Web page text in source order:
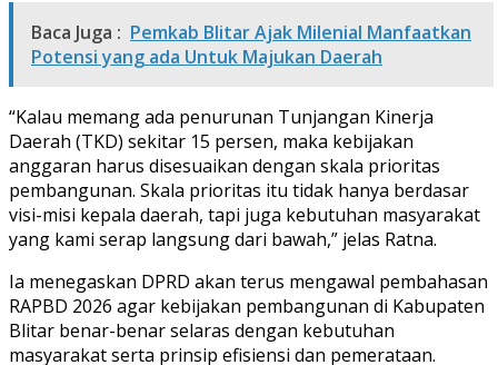
Baca Juga : Pemkab Blitar Ajak Milenial Manfaatkan
Potensi yang ada Untuk Majukan Daerah
“Kalau memang ada penurunan Tunjangan Kinerja
Daerah (TKD) sekitar 15 persen, maka kebijakan
anggaran harus disesuaikan dengan skala prioritas
pembangunan. Skala prioritas itu tidak hanya berdasar
visi-misi kepala daerah, tapi juga kebutuhan masyarakat
yang kami serap langsung dari bawah,” jelas Ratna.
Ia menegaskan DPRD akan terus mengawal pembahasan
RAPBD 2026 agar kebijakan pembangunan di Kabupaten
Blitar benar-benar selaras dengan kebutuhan
masyarakat serta prinsip efisiensi dan pemerataan.